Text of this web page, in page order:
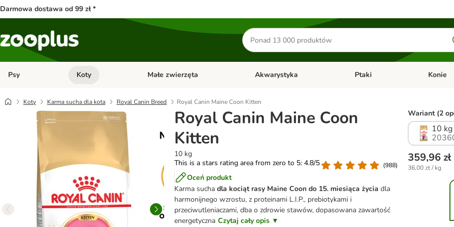
Darmowa dostawa od 99 zł *
Szukaj
produktów
Psy Otwórz menu kategorii: Psy
Koty Otwórz menu kategorii: Koty
Małe zwierzęta Otwórz menu kategorii: Małe zwierzęta
Akwarystyka Otwórz menu kategorii:
Ptaki Otwórz
Konie
Koty Karma sucha dla kota Royal Canin Breed Royal Canin Maine Coon Kitten
Royal Canin Maine Coon
Kitten
10 kg
This is a stars rating area from zero to 5: 4.8/5
(988)
Oceń produkt
Karma sucha dla kociąt rasy Maine Coon do 15. miesiąca życia dla
harmonijnego wzrostu, z proteinami L.I.P., prebiotykami i
przeciwutleniaczami, dba o zdrowie stawów, dopasowana zawartość
energetyczna Czytaj cały opis ▼
Wariant (2
10 kg
359,96 zł
36,00 zł / kg